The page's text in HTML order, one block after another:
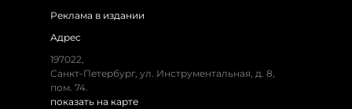
Реклама в издании
Адрес
197022,
Санкт-Петербург, ул. Инструментальная, д. 8,
пом. 74.
показать на карте